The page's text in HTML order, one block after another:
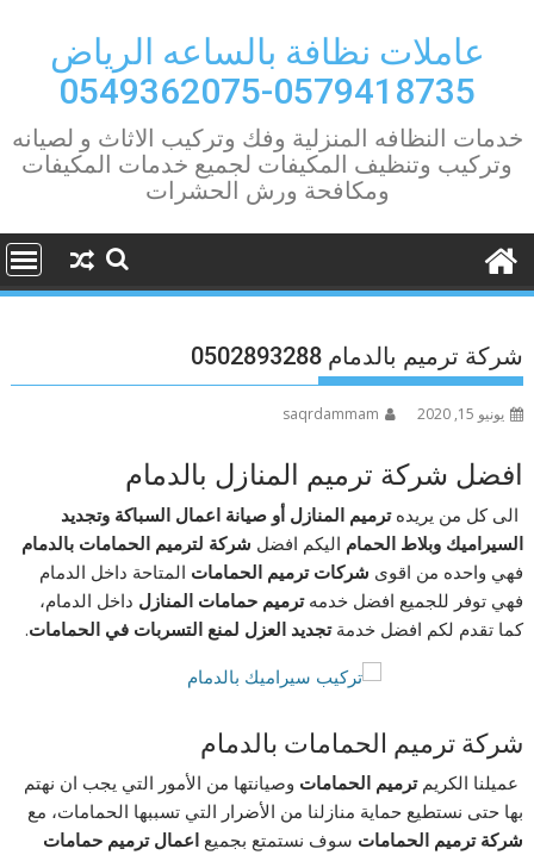
contentعاملات نظافة بالساعه الرياض
0579418735-0549362075
خدمات النظافه المنزلية وفك وتركيب الاثاث و لصيانه
وتركيب وتنظيف المكيفات لجميع خدمات المكيفات
ومكافحة ورش الحشرات
شركة ترميم بالدمام 0502893288
يونيو 15, 2020 saqrdammam
افضل شركة ترميم المنازل بالدمام
الى كل من يريدهترميم المنازل أو صيانة اعمال السباكة وتجديد
السيراميك وبلاط الحمام اليكم افضل شركة لترميم الحمامات بالدمام
فهي واحده من اقوى شركات ترميم الحمامات المتاحة داخل الدمام
فهي توفر للجميع افضل خدمهترميم حمامات المنازل داخل الدمام،
كما تقدم لكم افضل خدمةتجديد العزل لمنع التسربات في الحمامات.
شركة ترميم الحمامات بالدمام
عميلنا الكريمترميم الحمامات وصيانتها من الأمور التي يجب ان نهتم
بها حتى نستطيع حماية منازلنا من الأضرار التي تسببها الحمامات، مع
شركة ترميم الحمامات سوف نستمتع بجميعاعمال ترميم حمامات